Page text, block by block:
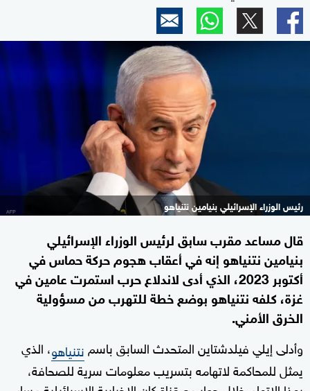
رئيس الوزراء الإسرائيلي بنيامين نتنياهو
قال مساعد مقرب سابق لرئيس الوزراء الإسرائيلي
بنيامين نتنياهو إنه في أعقاب هجوم حركة حماس في
أكتوبر 2023، الذي أدى لاندلاع حرب استمرت عامين في
غزة، كلفه نتنياهو بوضع خطة للتهرب من مسؤولية
الخرق الأمني.
وأدلى إيلي فيلدشتاين المتحدث السابق باسم نتنياهو، الذي
يمثل للمحاكمة لاتهامه بتسريب معلومات سرية للصحافة،